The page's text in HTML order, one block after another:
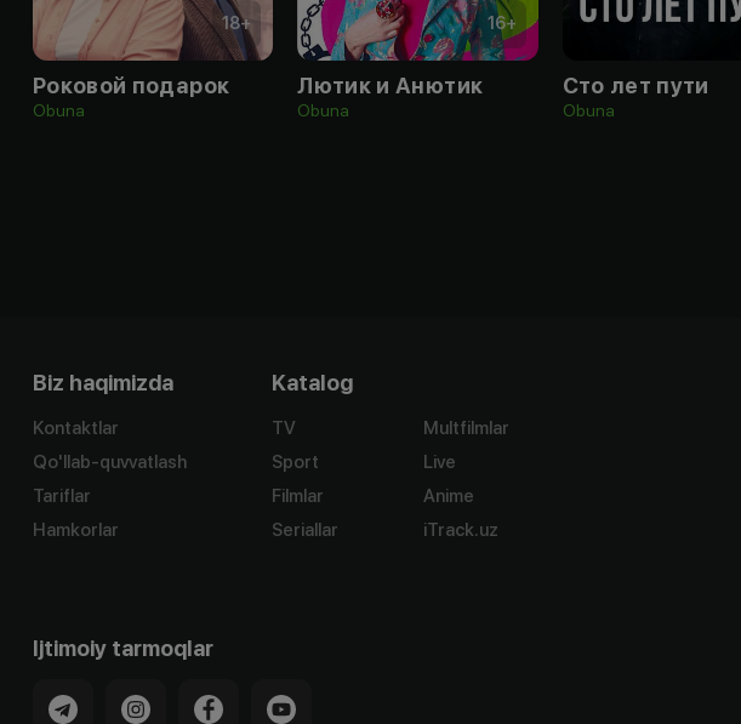
18+
Роковой подарок
Obuna
16+
Лютик и Анютик
Obuna
Сто лет пути
Obuna
Biz haqimizda
Kontaktlar
Qo'llab-quvvatlash
Tariflar
Hamkorlar
Katalog
TV
Sport
Filmlar
Seriallar
Multfilmlar
Live
Anime
iTrack.uz
Ijtimoiy tarmoqlar